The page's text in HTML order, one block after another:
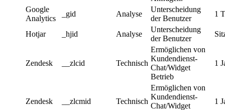
Google
Analytics
_gid Analyse
Unterscheidung
der Benutzer
1
Hotjar _hjid Analyse
Unterscheidung
der Benutzer
Zendesk __zlcid Technisch
Ermöglichen von
Kundendienst-
Chat/Widget
Betrieb
1
Zendesk __zlcmid Technisch
Ermöglichen von
Kundendienst-
Chat/Widget
1